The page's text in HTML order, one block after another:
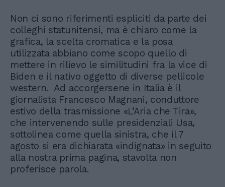
Non ci sono riferimenti espliciti da parte dei
colleghi statunitensi, ma è chiaro come la
grafica, la scelta cromatica e la posa
utilizzata abbiano come scopo quello di
mettere in rilievo le similitudini fra la vice di
Biden e il nativo oggetto di diverse pellicole
western. Ad accorgersene in Italia è il
giornalista Francesco Magnani, conduttore
estivo della trasmissione «L’Aria che Tira»,
che intervenendo sulle presidenziali Usa,
sottolinea come quella sinistra, che il 7
agosto si era dichiarata «indignata» in seguito
alla nostra prima pagina, stavolta non
proferisce parola.